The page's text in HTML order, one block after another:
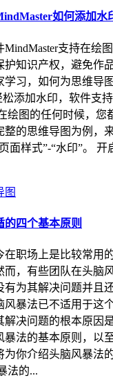
如何添加水
支持在绘
护知识产权，避免作
习，如何为思维导
松添加水印，软件支
绘图的任何时候，您
的思维导图为例，
面样式”-“水印”。 开
的四个基本原则
在职场上是比较常用
而，有些团队在头脑
有为其解决问题并且
风暴法已不适用于这
解决问题的根本原因
暴法的基本原则，以
为你介绍头脑风暴法
法的...